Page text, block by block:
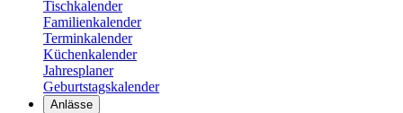
Tischkalender
Familienkalender
Terminkalender
Küchenkalender
Jahresplaner
Geburtstagskalender
Anlässe